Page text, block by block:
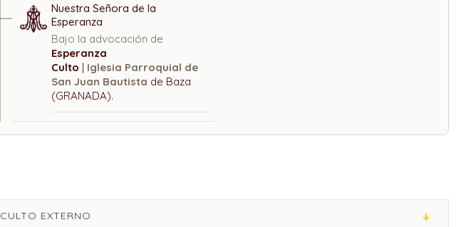
Nuestra Señora de la
Esperanza
Bajo la advocación de
Esperanza
Culto | Iglesia Parroquial de
San Juan Bautista de Baza
(GRANADA).
CULTO EXTERNO